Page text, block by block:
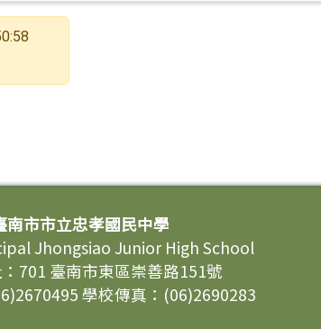
南市市立忠孝國民中學
Jhongsiao Junior High School
701 臺南市東區崇善路151號
學校傳真：(06)2690283